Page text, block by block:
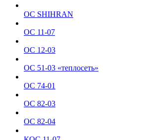
ОС SHIHRAN
ОС 11-07
ОС 12-03
ОС 51-03 «теплосеть»
ОС 74-01
ОС 82-03
ОС 82-04